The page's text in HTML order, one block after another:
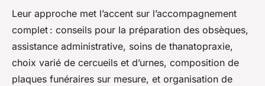
Leur approche met l’accent sur l’accompagnement
complet : conseils pour la préparation des obsèques,
assistance administrative, soins de thanatopraxie,
choix varié de cercueils et d’urnes, composition de
plaques funéraires sur mesure, et organisation de